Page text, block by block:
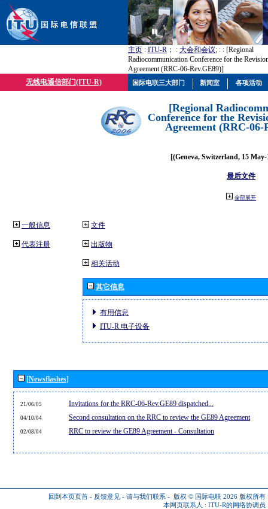
主页 : ITU-R ； : 大会和会议; : : [Regional
Radiocommunication Conference for the
Agreement (RRC-06-Rev.GE89)]
无线电通信部门(ITU-R)
[Regional
Conference for the
Agreement (RRC-06-
[(Geneva, Switzerland, 15
最后文件
全部展开
一般信息
代表注册
文件
出版物
相关活动
其它信息
有用信息
ITU-R 电子设备
[Newsflashes]
21/06/05 Invitations for the RRC-06-Rev.GE89 dispatched...
04/10/04 Second consultation on the RRC to review the GE89 Agreement
02/08/04 RRC to review the GE89 Agreement - Consultation
回到本页页首 - 反馈意见 - 请与我们联系 - 版权 © 国际电联 2026 版权所有
本网页联系人 : ITU-R的网络协调员
国际电联三大部门 新闻室 各项活动